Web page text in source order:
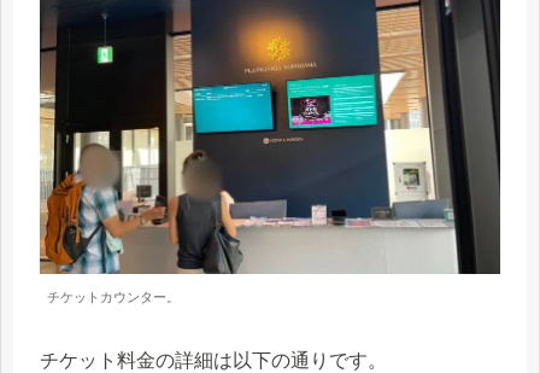
チケットカウンター。
チケット料金の詳細は以下の通りです。